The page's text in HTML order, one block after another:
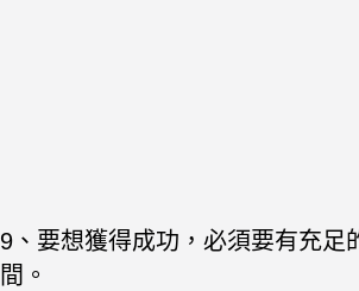
9、要想獲得成功，必須要有充足
間。